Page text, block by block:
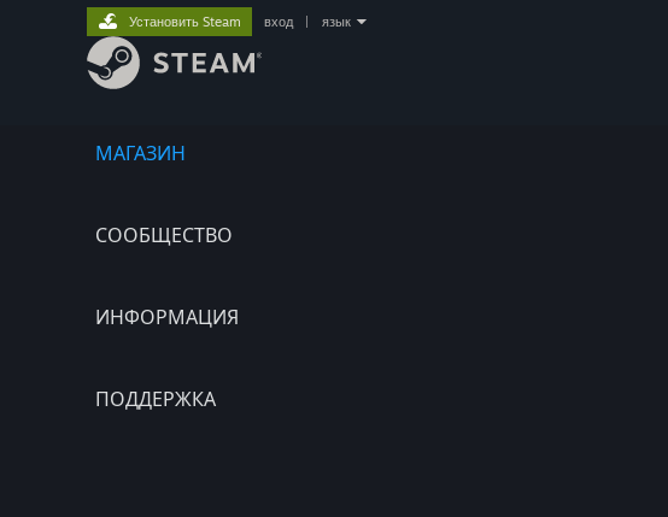
МАГАЗИН
СООБЩЕСТВО
ИНФОРМАЦИЯ
ПОДДЕРЖКА
Установить Steam вход язык